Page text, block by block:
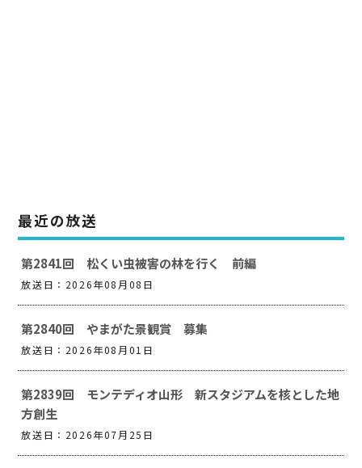
最近の放送
第2841回 松くい虫被害の林を行く 前編
放送日：2026年08月08日
第2840回 やまがた景観賞 募集
放送日：2026年08月01日
第2839回 モンテディオ山形 新スタジアムを核とした地
方創生
放送日：2026年07月25日